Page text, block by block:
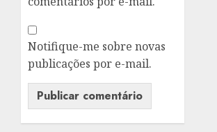
Notifique-me sobre novas
publicações por e-mail.